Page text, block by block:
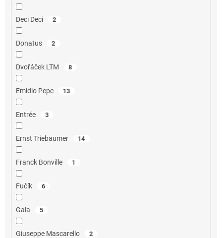
Deci Deci 2
Donatus 2
Dvořáček LTM 8
Emidio Pepe 13
Entrée 3
Ernst Triebaumer 14
Franck Bonville 1
Fučík 6
Gala 5
Giuseppe Mascarello 2